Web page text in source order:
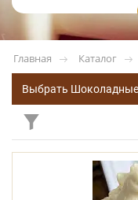
Главная Каталог
Выбрать Шоколадные